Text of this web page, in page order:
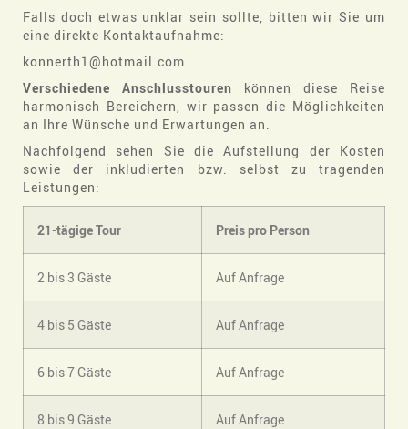
Falls doch etwas unklar sein sollte, bitten wir Sie um
eine direkte Kontaktaufnahme:
konnerth1@hotmail.com
Verschiedene Anschlusstouren können diese Reise
harmonisch Bereichern, wir passen die Möglichkeiten
an Ihre Wünsche und Erwartungen an.
Nachfolgend sehen Sie die Aufstellung der Kosten
sowie der inkludierten bzw. selbst zu tragenden
Leistungen:
21-tägige Tour Preis pro Person
2 bis 3 Gäste Auf Anfrage
4 bis 5 Gäste Auf Anfrage
6 bis 7 Gäste Auf Anfrage
8 bis 9 Gäste Auf Anfrage